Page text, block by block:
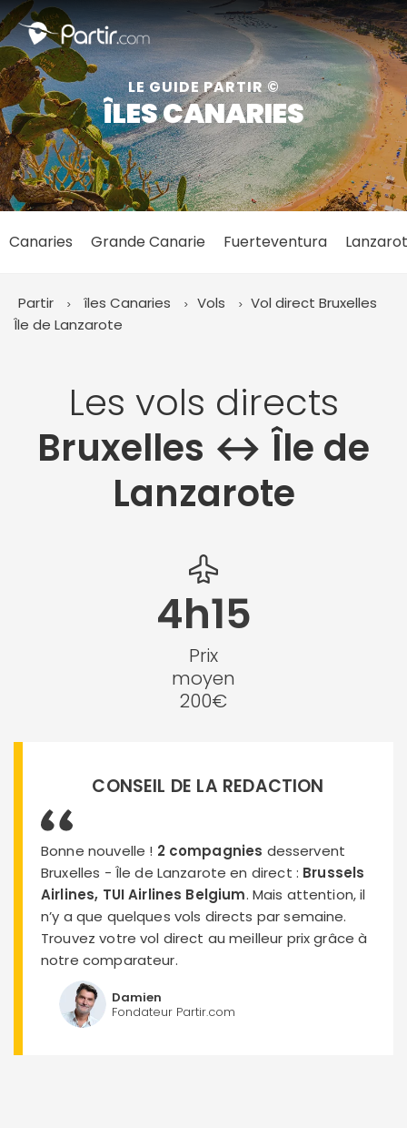
LE GUIDE PARTIR ©
ÎLES CANARIES
Canaries Grande Canarie Fuerteventura
Partir îles Canaries Vols
Vol direct Bruxelles
Île de Lanzarote
Les vols directs
Bruxelles ↔︎ Île de
Lanzarote
4h15
Prix
moyen
200€
CONSEIL DE LA REDACTION
Bonne nouvelle ! 2 compagnies desservent
Bruxelles - Île de Lanzarote en direct : Brussels
Airlines, TUI Airlines Belgium. Mais attention, il
n’y a que quelques vols directs par semaine.
Trouvez votre vol direct au meilleur prix grâce à
notre comparateur.
Damien
Fondateur Partir.com
Fermer
📍 Destinations populaires
☀️ Où partir par mois
Juillet
Août Septembre
Octobre